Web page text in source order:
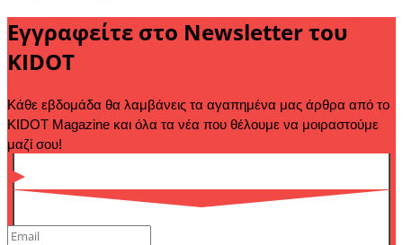
Εγγραφείτε στο Newsletter του
KIDOT
Κάθε εβδομάδα θα λαμβάνεις τα αγαπημένα μας άρθρα από το
KIDOT Magazine και όλα τα νέα που θέλουμε να μοιραστούμε
μαζί σου!